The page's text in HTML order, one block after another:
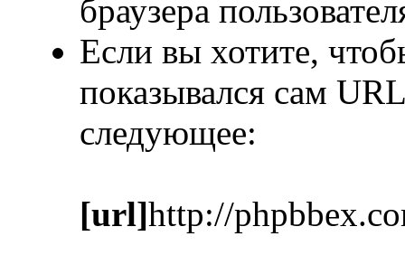
браузера
Если вы хотите,
показывался сам
следующее:
[url]http://